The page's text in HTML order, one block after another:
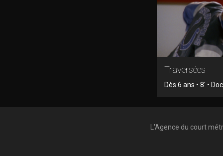
Traversées
Dès 6 ans • 8' •
L'Agence du court